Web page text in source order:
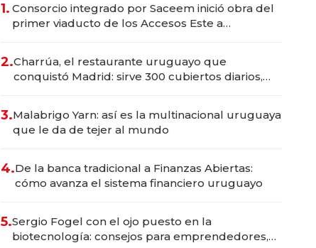
1. Consorcio integrado por Saceem inició obra del
primer viaducto de los Accesos Este a
2.Charrúa, el restaurante uruguayo que
conquistó Madrid: sirve 300 cubiertos diarios,
3.Malabrigo Yarn: así es la multinacional uruguaya
que le da de tejer al mundo
4.De la banca tradicional a Finanzas Abiertas:
cómo avanza el sistema financiero uruguayo
5.Sergio Fogel con el ojo puesto en la
biotecnología: consejos para emprendedores,